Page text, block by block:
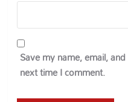
Save my name, email,
next time I comment.